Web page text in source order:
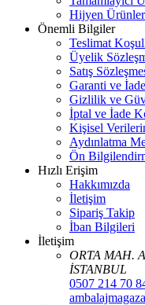
Hijyen
Önemli Bilgiler
Teslimat
Üyelik
Satış
Garanti ve
Gizlilik ve
İptal ve İade
Kişisel
Aydınlatma
Ön
Hızlı Erişim
Hakkımızda
İletişim
Sipariş Takip
İban Bilgileri
İletişim
ORTA MAH.
İSTANBUL
0507 214 70